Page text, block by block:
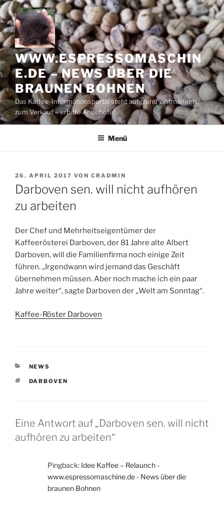
Zum
Inhalt
springen
WWW.ESPRESSOMASCHIN
E.DE – NEWS ÜBER DIE
BRAUNEN BOHNEN
Das Kaffee-Informationsportal steht aufgrund Zeitmangels
zum Verkauf – erbitte Angebote!
Menü
VERÖFFENTLICHT
AM
26. APRIL 2017 VON CRADMIN
Darboven sen. will nicht aufhören
zu arbeiten
Der Chef und Mehrheitseigentümer der
Kaffeerösterei Darboven, der 81 Jahre alte Albert
Darboven, will die Familienfirma noch einige Zeit
führen. „Irgendwann wird jemand das Geschäft
übernehmen müssen. Aber noch mache ich ein paar
Jahre weiter“, sagte Darboven der „Welt am Sonntag“.
Kaffee-Röster Darboven
KATEGORIEN
NEWS
SCHLAGWÖRTER
DARBOVEN
Eine Antwort auf „Darboven sen. will nicht
aufhören zu arbeiten“
Pingback: Idee Kaffee – Relaunch -
www.espressomaschine.de - News über die
braunen Bohnen